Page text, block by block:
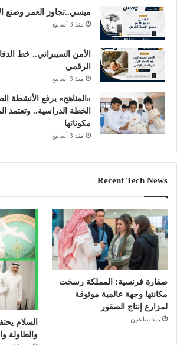
ميسي..تجاوز العمر وصنع
منذ 3 أسابيع
الأمن السيبراني.. خط
الرقمي
منذ 3 أسابيع
الخطة الدراسية.. وتعتمد
مكوناتها
منذ 3 أسابيع
Recent Tech News
صقارة فرنسية: المملكة رسخت
مكانتها وجهة عالمية موثوقة
لمزارع إنتاج الصقور
منذ ساعتين
السلام
والطاولة